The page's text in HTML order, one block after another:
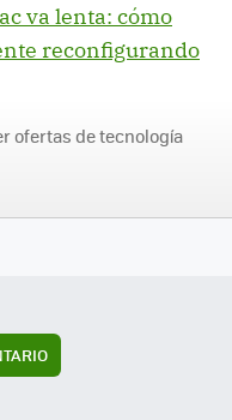
va lenta: cómo
reconfigurando
ofertas de tecnología